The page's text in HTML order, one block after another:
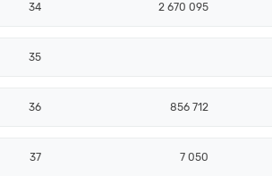
34 2 670 095
35
36 856 712
37 7 050